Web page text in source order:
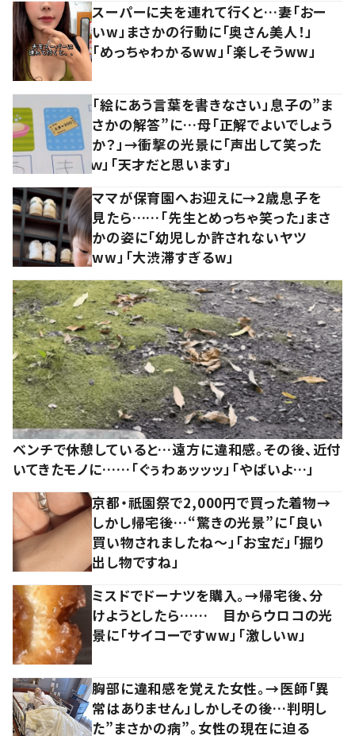
スーパーに夫を連れて行くと…妻「おー
いw」まさかの行動に「奥さん美人！」
「めっちゃわかるww」「楽しそうww」
「絵にあう言葉を書きなさい」息子の”ま
さかの解答”に…母「正解でよいでしょう
か？」→衝撃の光景に「声出して笑った
ｗ」「天才だと思います」
ママが保育園へお迎えに→2歳息子を
見たら……「先生とめっちゃ笑った」まさ
かの姿に「幼児しか許されないヤツ
ww」「大渋滞すぎるw」
ベンチで休憩していると…遠方に違和感。その後、近付
いてきたモノに……「ぐぅわぁッッッ」「やばいよ…」
京都・祇園祭で2,000円で買った着物→
しかし帰宅後…“驚きの光景”に「良い
買い物されましたね～」「お宝だ」「掘り
出し物ですね」
ミスドでドーナツを購入。→帰宅後、分
けようとしたら…… 目からウロコの光
景に「サイコーですww」「激しいw」
胸部に違和感を覚えた女性。→医師「異
常はありません」しかしその後…判明し
た”まさかの病”。女性の現在に迫る